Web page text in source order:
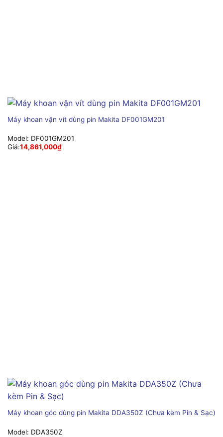
Máy khoan vặn vít dùng pin Makita DF001GM201
Model: DF001GM201
Giá:14,861,000₫
Máy khoan góc dùng pin Makita DDA350Z (Chưa kèm Pin & Sạc)
Model: DDA350Z